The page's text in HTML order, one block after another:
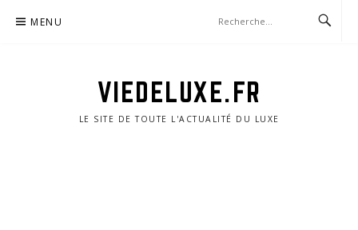
MENU
VIEDELUXE.FR
LE SITE DE TOUTE L'ACTUALITÉ DU LUXE